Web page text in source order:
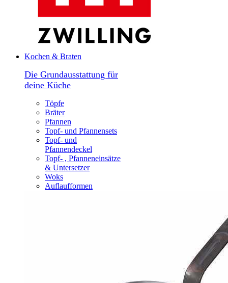
Kochen & Braten
Die Grundausstattung für
deine Küche
Töpfe
Bräter
Pfannen
Topf- und Pfannensets
Topf- und
Pfannendeckel
Topf- , Pfanneneinsätze
& Untersetzer
Woks
Auflaufformen